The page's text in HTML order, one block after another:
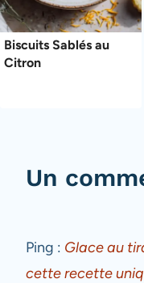
Biscuits Sablés au
Citron
Un
Ping : Glace au
cette recette